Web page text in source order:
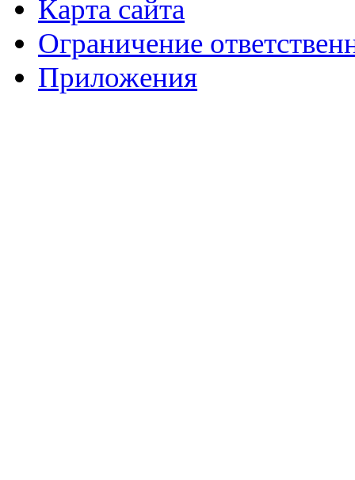
Карта сайта
Ограничение
Приложения